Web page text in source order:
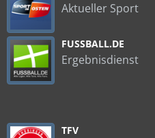
Aktueller Sport
FUSSBALL.DE
Ergebnisdienst
TFV